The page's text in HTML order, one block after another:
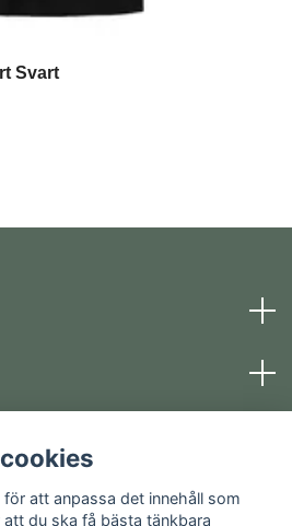
Svart
att anpassa det innehåll som
du ska få bästa tänkbara